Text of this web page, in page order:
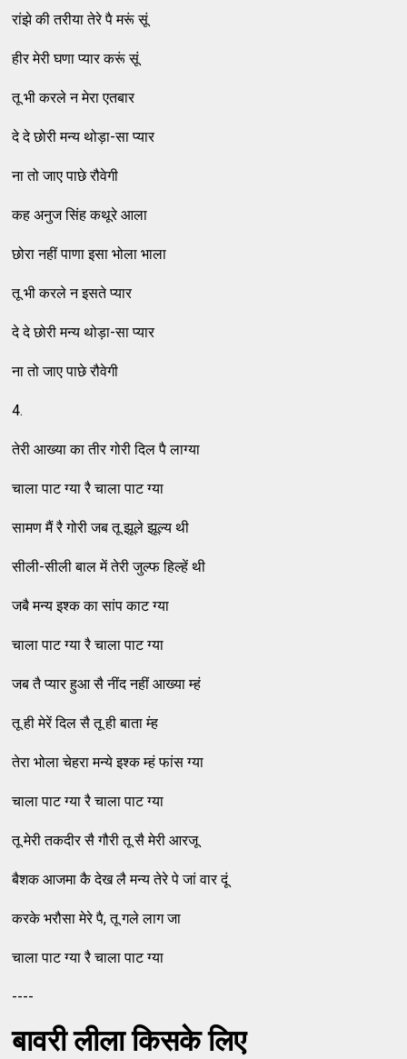
रांझे की तरीया तेरे पै मरूं सूं
हीर मेरी घणा प्‍यार करूं सूं
तू भी करले न मेरा एतबार
दे दे छोरी मन्‍य थोड़ा-सा प्‍यार
ना तो जाए पाछे रौवेगी
कह अनुज सिंह कथूरे आला
छोरा नहीं पाणा इसा भोला भाला
तू भी करले न इसते प्‍यार
दे दे छोरी मन्‍य थोड़ा-सा प्‍यार
ना तो जाए पाछे रौवेगी
4.
तेरी आख्‍या का तीर गोरी दिल पै लाग्‍या
चाला पाट ग्‍या रै चाला पाट ग्‍या
सामण मैं रै गोरी जब तू झूले झूल्‍य थी
सीली-सीली बाल में तेरी जुल्‍फ हिल्‍हें थी
जबै मन्‍य इश्‍क का सांप काट ग्‍या
चाला पाट ग्‍या रै चाला पाट ग्‍या
जब तै प्‍यार हुआ सै नींद नहीं आख्‍या म्‍हं
तू ही मेरें दिल सै तू ही बाता म्‍ंह
तेरा भोला चेहरा मन्‍ये इश्‍क म्‍हं फांस ग्‍या
चाला पाट ग्‍या रै चाला पाट ग्‍या
तू मेरी तकदीर सै गौरी तू सै मेरी आरजू
बैशक आजमा कै देख लै मन्‍य तेरे पे जां वार दूं
करके भरौसा मेरे पै, तू गले लाग जा
चाला पाट ग्‍या रै चाला पाट ग्‍या
----
बावरी लीला किसके लिए